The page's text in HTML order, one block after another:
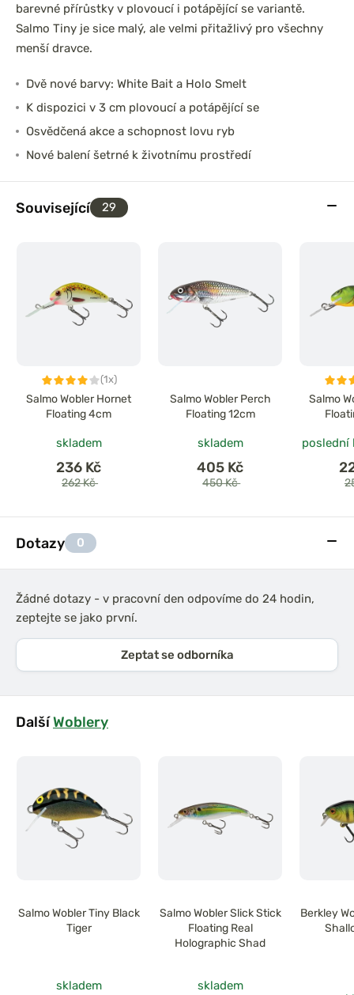
barevné přírůstky v plovoucí i potápějící se variantě.
Salmo Tiny je sice malý, ale velmi přitažlivý pro všechny
menší dravce.
Dvě nové barvy: White Bait a Holo Smelt
K dispozici v 3 cm plovoucí a potápějící se
Osvědčená akce a schopnost lovu ryb
Nové balení šetrné k životnímu prostředí
Související 29
(1x)
Salmo Wobler Hornet
Floating 4cm
skladem
236 Kč
262 Kč
Salmo Wobler Perch
Floating 12cm
skladem
405 Kč
450 Kč
Salmo
poslední
Dotazy 0
Žádné dotazy - v pracovní den odpovíme do 24 hodin,
zeptejte se jako první.
Zeptat se odborníka
DalšíWoblery
Salmo Wobler Tiny Black
Tiger
skladem
Salmo Wobler Slick Stick
Floating Real
Holographic Shad
skladem
Berkley